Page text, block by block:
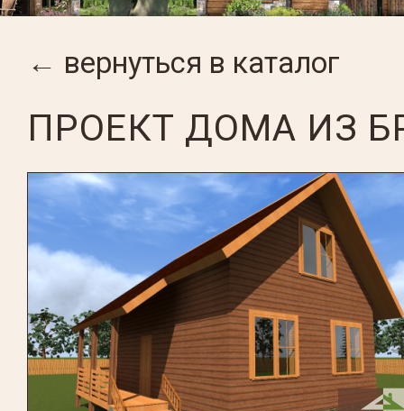
← вернуться в каталог
ПРОЕКТ ДОМА ИЗ